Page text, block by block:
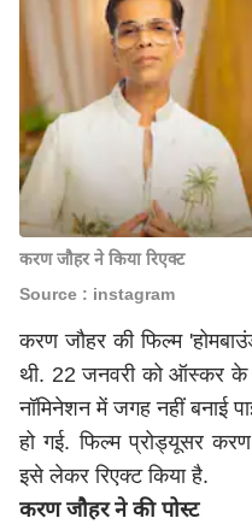
करण जौहर ने किया रिएक्ट
Source : instagram
करण जौहर की फिल्म
थी. 22 जनवरी को ऑस्कर के
नॉमिनेशन में जगह नहीं बनाई
हो गई. फिल्म प्रोड्यूसर
इसे लेकर रिएक्ट किया है.
करण जौहर ने की पोस्ट